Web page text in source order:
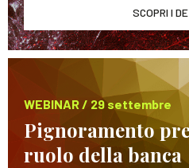
SCOPRI I
WEBINAR / 29 settembre
Pignoramento
ruolo della banca